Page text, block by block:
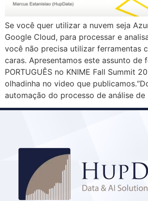
Se você quer utilizar a nuvem seja
Google Cloud, para processar e
você não precisa utilizar ferramentas
caras. Apresentamos este assunto de
PORTUGUÊS no KNIME Fall Summit
olhadinha no video que
automação do processo de análise